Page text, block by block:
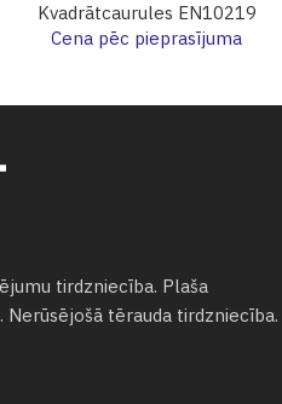
Kvadrātcaurules EN10219
Cena pēc pieprasījuma
tirdzniecība. Plaša
tērauda tirdzniecība.